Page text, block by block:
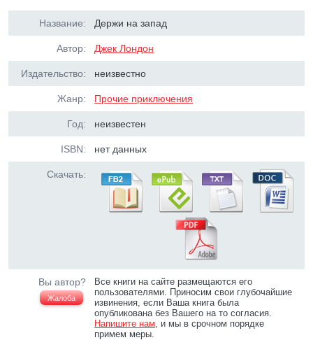
Название: Держи на запад
Автор: Джек Лондон
Издательство: неизвестно
Жанр: Прочие приключения
Год: неизвестен
ISBN: нет данных
Скачать:
Вы автор?
Жалоба
Все книги на сайте размещаются его
пользователями. Приносим свои глубочайшие
извинения, если Ваша книга была
опубликована без Вашего на то согласия.
Напишите нам, и мы в срочном порядке
примем меры.